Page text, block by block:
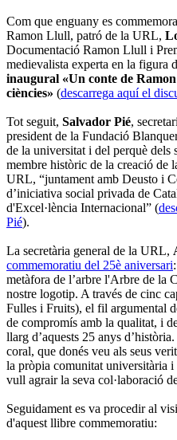
Com que enguany es
Ramon Llull, patró de la URL,
Documentació Ramon Llull i
medievalista experta en la figura
inaugural «Un conte de
ciències» (descarrega aquí el
Tot seguit, Salvador Pié,
president de la Fundació
de la universitat i del perquè dels
membre històric de la creació de
URL, “juntament amb Deusto i
d’iniciativa social privada de
d'Excel·lència Internacional” (
Pié).
La secretària general de la URL,
commemoratiu del 25è aniversari
metàfora de l’arbre l'Arbre de la
nostre logotip. A través de cinc
Fulles i Fruits), el fil argumental
de compromís amb la qualitat, i
llarg d’aquests 25 anys
coral, que donés veu als seus
la pròpia comunitat universitària
vull agrair la seva col·laboració
Seguidament es va procedir al
d'aquest llibre commemoratiu: